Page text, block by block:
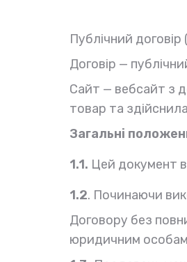
Публічний
Договір —
Сайт — вебсайт з
товар та
Загальні
1.1. Цей документ
1.2. Починаючи
Договору без
юридичним